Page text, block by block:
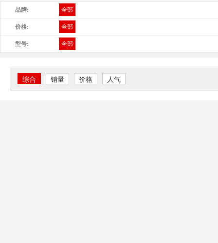
品牌: 全部
价格: 全部
型号: 全部
综合 销量 价格 人气